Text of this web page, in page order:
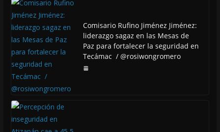
Comisario Rufino Jiménez Jiménez:
liderazgo sagaz en las Mesas de
Paz para fortalecer la seguridad en
Tecámac / @rosiwongromero